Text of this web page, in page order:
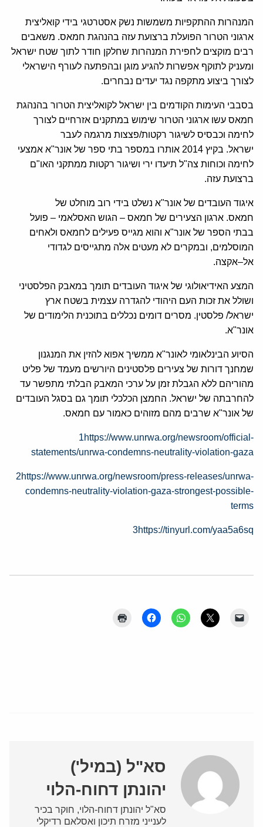
המנהרות ההתקפיות משמשות נשק אסטרטגי בידי קואליצית
ארגוני הטרור הפועלת ברצועת עזה בהנהגת חמאס. משאבים
רבים מוקצים לחפירת המנהרות שחלקן חודר לתוך שטח ישראל
ומעניק לתוקף אפשרות להגיע מוגן ובהפתעה לעורף הישראלי
לצורך ביצוע מתקפה נגד יעדים נבחרים.
בסבבי העימות הקודמים בין ישראל לקואליצית הטרור בהנהגת
חמאס עשו ארגוני הטרור שימוש במתקנים אזרחיים לצורך
לחימה וכבסיס לשיגור רקטות/פצצות מרגמה לעבר
ישראל. בקיץ 2014 אותרו במספר בתי ספר של אונר"א אמצעי
לחימה וכוחות צה"ל תיעדו ירי ושיגור רקטות ממתקני האו"ם
ברצועת עזה.
איגוד העובדים של אונר"א נשלט בידי רוב מוחלט של
חמאס. ארגון הצעירים של חמאס – הגוש האסלאמי – פועל
בבתי הספר של אונר"א והוא מגייס פעילים לחמאס ולאחים
המוסלמים, ובמקרים לא מעטים אלה מתגייסים לגדודי
אל–אקצה.
המצע האידיאולוגי של איגוד העובדים תומך במאבק הפלסטיני
ושולל את זכות העם היהודי להגדרה עצמית בשטח ארץ
ישראל/ פלסטין. מסרים דומים נכללים בתוכנית הלימודים של
אונר"א.
הסיוע הבינלאומי לאונר"א ממשיך אפוא להזין את המנגנון
שמחנך דורות של צעירים פלסטינים היורשים מעמד של פליט
מהוריהם ללא הגבלת זמן על ערכי המאבק הבלתי מתפשר עד
להחרבתה של ישראל. החמצן הכלכלי תומך גם בסגל העובדים
של אונר"א שרבים מהם מזוהים כאמור עם חמאס.
1https://www.unrwa.org/newsroom/official-
statements/unrwa-condemns-neutrality-violation-gaza
2https://www.unrwa.org/newsroom/press-releases/unrwa-
condemns-neutrality-violation-gaza-strongest-possible-
terms
3https://tinyurl.com/yaa5a6sq
סא"ל (במיל')
יהונתן דחוח-הלוי
סא"ל יהונתן דחוח-הלוי, חוקר בכיר
לענייני מזרח תיכון ואסלאם רדיקלי